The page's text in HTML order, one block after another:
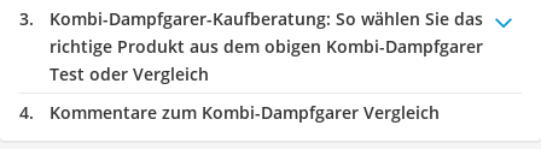
Kombi-Dampfgarer-Kaufberatung: So wählen Sie das
richtige Produkt aus dem obigen Kombi-Dampfgarer
Test oder Vergleich
Kommentare zum Kombi-Dampfgarer Vergleich